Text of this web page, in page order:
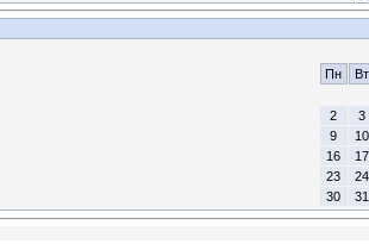
Пн Вт
2
3
9
10
16
17
23
24
30
31